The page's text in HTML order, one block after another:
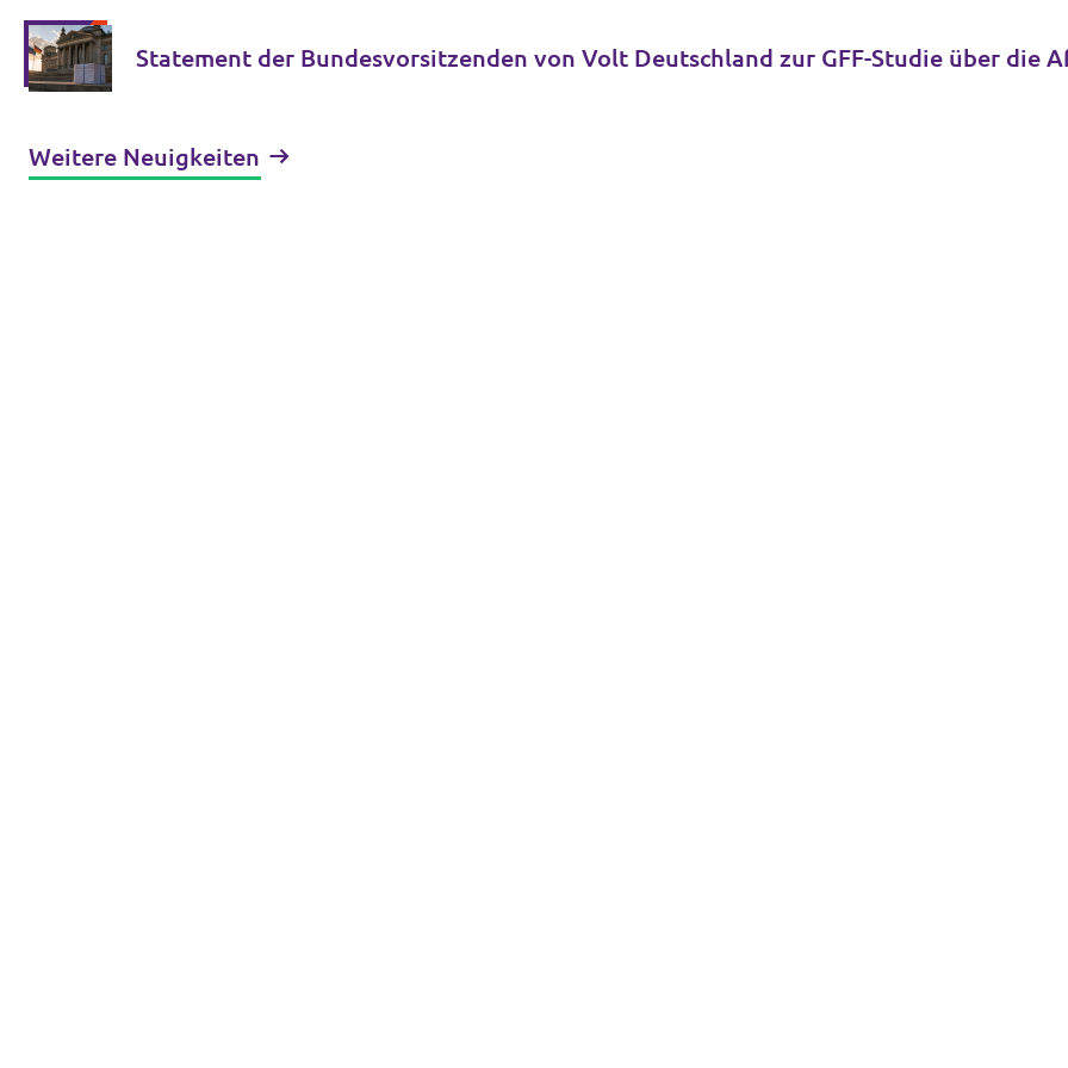
Statement der Bundesvorsitzenden von Volt Deutschland zur GFF-Studie über die
Weitere Neuigkeiten